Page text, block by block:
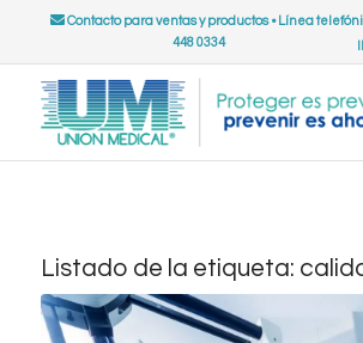
Contacto para ventas y productos• Línea
448 0334
Listado de la etiqueta: